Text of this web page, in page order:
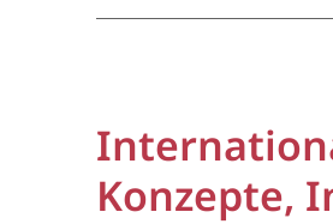
Konzepte,